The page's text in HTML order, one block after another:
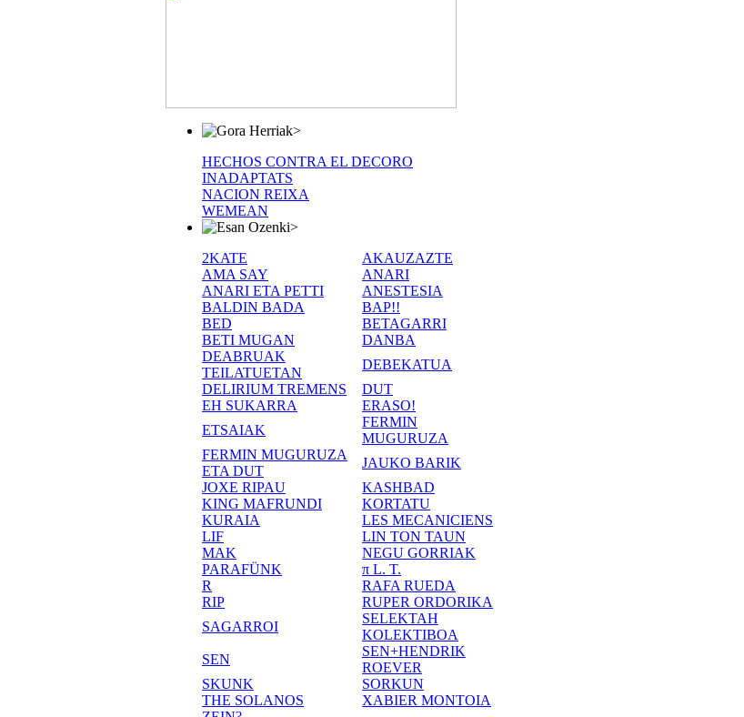
>
HECHOS CONTRA EL DECORO
INADAPTATS
NACION REIXA
WEMEAN
>
2KATE
AKAUZAZTE
AMA SAY
ANARI
ANARI ETA PETTI
ANESTESIA
BALDIN BADA
BAP!!
BED
BETAGARRI
BETI MUGAN
DANBA
DEABRUAK
TEILATUETAN
DEBEKATUA
DELIRIUM TREMENS
DUT
EH SUKARRA
ERASO!
ETSAIAK
FERMIN
MUGURUZA
FERMIN MUGURUZA
ETA DUT
JAUKO BARIK
JOXE RIPAU
KASHBAD
KING MAFRUNDI
KORTATU
KURAIA
LES MECANICIENS
LIF
LIN TON TAUN
MAK
NEGU GORRIAK
PARAFÜNK
π L. T.
R
RAFA RUEDA
RIP
RUPER ORDORIKA
SAGARROI
SELEKTAH
KOLEKTIBOA
SEN
SEN+HENDRIK
ROEVER
SKUNK
SORKUN
THE SOLANOS
XABIER MONTOIA